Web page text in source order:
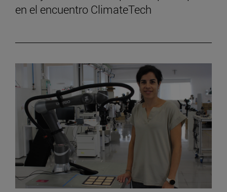
en el encuentro ClimateTech